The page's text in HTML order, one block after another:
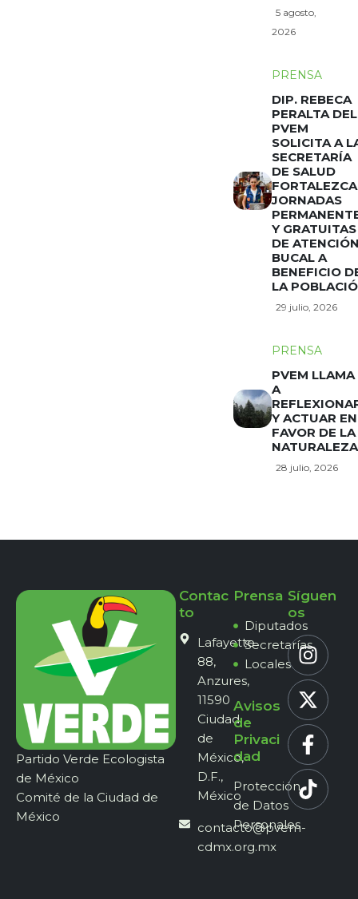
5 agosto,
2026
PRENSA
DIP. REBECA
PERALTA DEL
PVEM
SOLICITA A
SECRETARÍA
DE SALUD
FORTALEZCA
JORNADAS
Y GRATUITAS
DE
BUCAL A
BENEFICIO
LA
29 julio, 2026
PRENSA
PVEM LLAMA
A
Y ACTUAR EN
FAVOR DE LA
NATURALEZA
28 julio, 2026
Partido Verde Ecologista
de México
Comité de la Ciudad de
México
Contac
to
Lafayette
88,
Anzures,
11590
Ciudad
de
México,
D.F.,
México
contacto@pvem-
cdmx.org.mx
Prensa
Diputados
Secretarías
Locales
Avisos
de
Privaci
dad
Protección
de Datos
Personales
Síguen
os